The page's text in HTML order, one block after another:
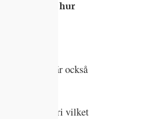
och hållet hur
av ljus är också
fotometri vilket